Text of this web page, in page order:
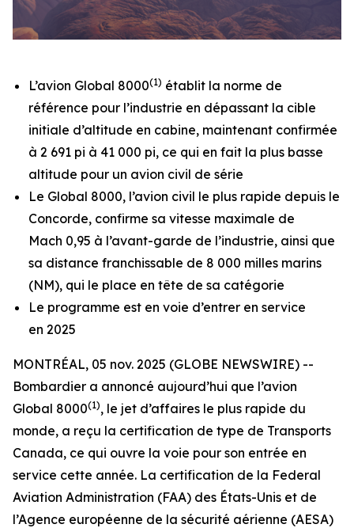
L’avion Global 8000(1) établit la norme de
référence pour l’industrie en dépassant la cible
initiale d’altitude en cabine, maintenant confirmée
à 2 691 pi à 41 000 pi, ce qui en fait la plus basse
altitude pour un avion civil de série
Le Global 8000, l’avion civil le plus rapide depuis le
Concorde, confirme sa vitesse maximale de
Mach 0,95 à l’avant-garde de l’industrie, ainsi que
sa distance franchissable de 8 000 milles marins
(NM), qui le place en tête de sa catégorie
Le programme est en voie d’entrer en service
en 2025
MONTRÉAL, 05 nov. 2025 (GLOBE NEWSWIRE) --
Bombardier a annoncé aujourd’hui que l’avion
Global 8000(1), le jet d’affaires le plus rapide du
monde, a reçu la certification de type de Transports
Canada, ce qui ouvre la voie pour son entrée en
service cette année. La certification de la Federal
Aviation Administration (FAA) des États-Unis et de
l’Agence européenne de la sécurité aérienne (AESA)